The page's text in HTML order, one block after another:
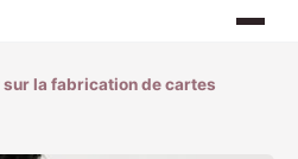
sur la fabrication de cartes